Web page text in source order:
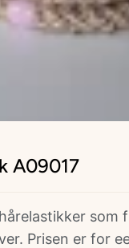
A09017
som
Prisen er for